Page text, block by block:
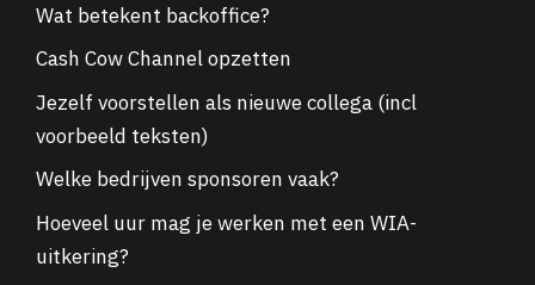
Wat betekent backoffice?
Cash Cow Channel opzetten
Jezelf voorstellen als nieuwe collega (incl
voorbeeld teksten)
Welke bedrijven sponsoren vaak?
Hoeveel uur mag je werken met een WIA-
uitkering?